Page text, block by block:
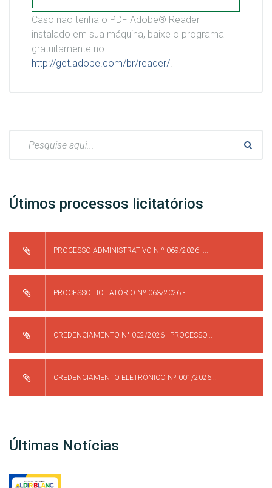
Caso não tenha o PDF Adobe® Reader
instalado em sua máquina, baixe o programa
gratuitamente no
http://get.adobe.com/br/reader/.
Útimos processos licitatórios
PROCESSO ADMINISTRATIVO N.º 069/2026 -...
PROCESSO LICITATÓRIO Nº 063/2026 -...
CREDENCIAMENTO N° 002/2026 - PROCESSO...
CREDENCIAMENTO ELETRÔNICO Nº 001/2026...
Últimas Notícias